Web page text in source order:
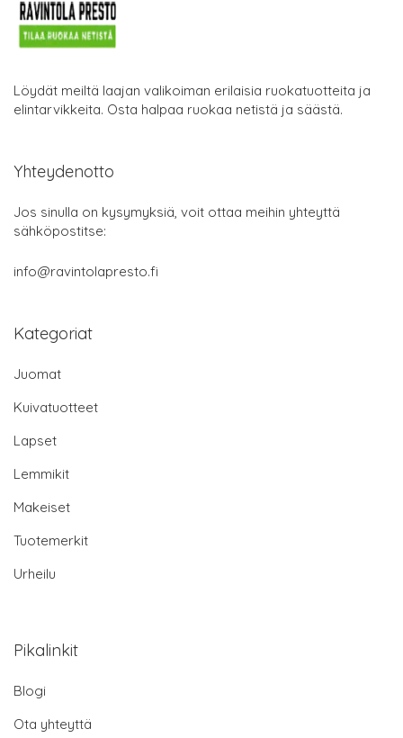
Löydät meiltä laajan valikoiman erilaisia ruokatuotteita ja
elintarvikkeita. Osta halpaa ruokaa netistä ja säästä.
Yhteydenotto
Jos sinulla on kysymyksiä, voit ottaa meihin yhteyttä
sähköpostitse:
info@ravintolapresto.fi
Kategoriat
Juomat
Kuivatuotteet
Lapset
Lemmikit
Makeiset
Tuotemerkit
Urheilu
Pikalinkit
Blogi
Ota yhteyttä